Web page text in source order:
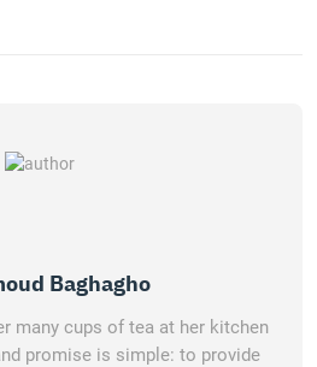
Baghagho
many cups of tea at her kitchen
promise is simple: to provide